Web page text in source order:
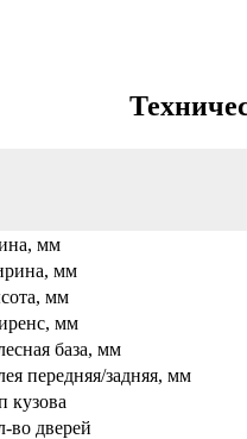
мм
мм
мм
мм
база, мм
передняя/задняя, мм
кузова
во дверей